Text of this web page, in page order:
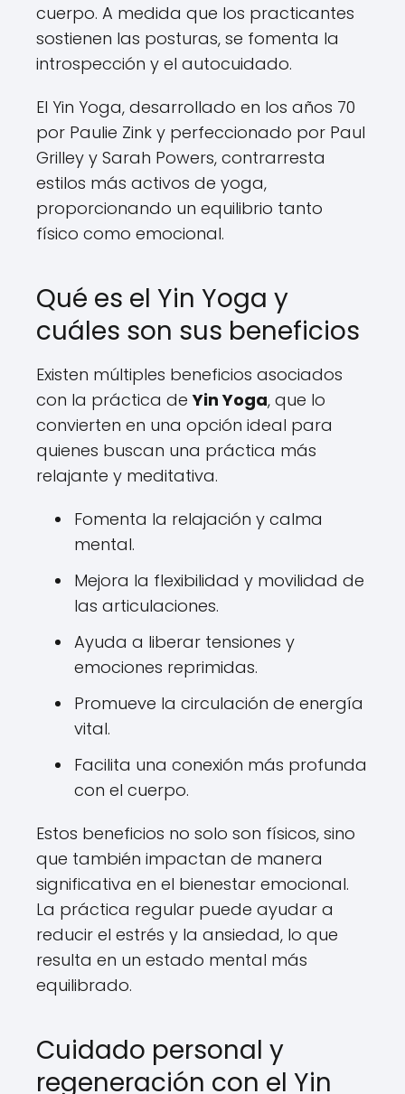
cuerpo. A medida que los practicantes
sostienen las posturas, se fomenta la
introspección y el autocuidado.
El Yin Yoga, desarrollado en los años 70
por Paulie Zink y perfeccionado por Paul
Grilley y Sarah Powers, contrarresta
estilos más activos de yoga,
proporcionando un equilibrio tanto
físico como emocional.
Qué es el Yin Yoga y
cuáles son sus beneficios
Existen múltiples beneficios asociados
con la práctica deYin Yoga, que lo
convierten en una opción ideal para
quienes buscan una práctica más
relajante y meditativa.
Fomenta la relajación y calma
mental.
Mejora la flexibilidad y movilidad de
las articulaciones.
Ayuda a liberar tensiones y
emociones reprimidas.
Promueve la circulación de energía
vital.
Facilita una conexión más profunda
con el cuerpo.
Estos beneficios no solo son físicos, sino
que también impactan de manera
significativa en el bienestar emocional.
La práctica regular puede ayudar a
reducir el estrés y la ansiedad, lo que
resulta en un estado mental más
equilibrado.
Cuidado personal y
regeneración con el Yin